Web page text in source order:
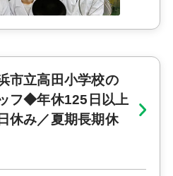
市立高田小学校の
フ◆年休125日以上
休み／夏期長期休